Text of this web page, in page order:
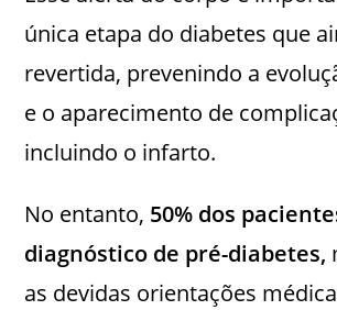
única etapa do diabetes que
revertida, prevenindo a
e o aparecimento de
incluindo o infarto.
No entanto, 50% dos
diagnóstico de pré-diabetes,
as devidas orientações